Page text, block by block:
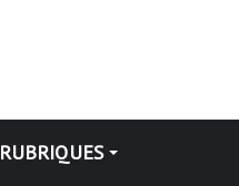
RUBRIQUES